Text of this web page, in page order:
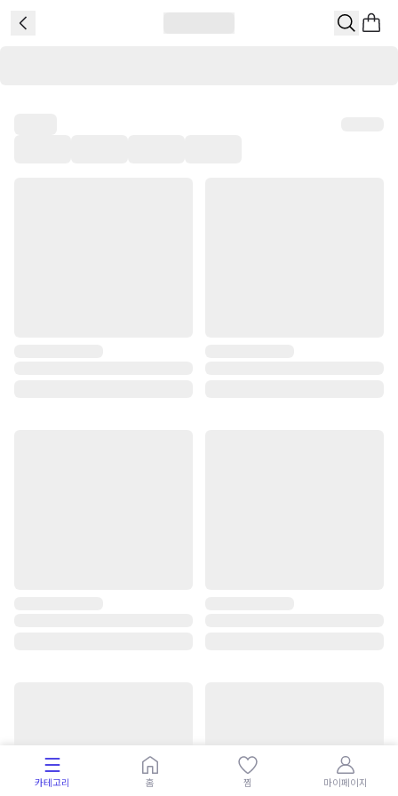
카테고리 홈 찜 마이페이지